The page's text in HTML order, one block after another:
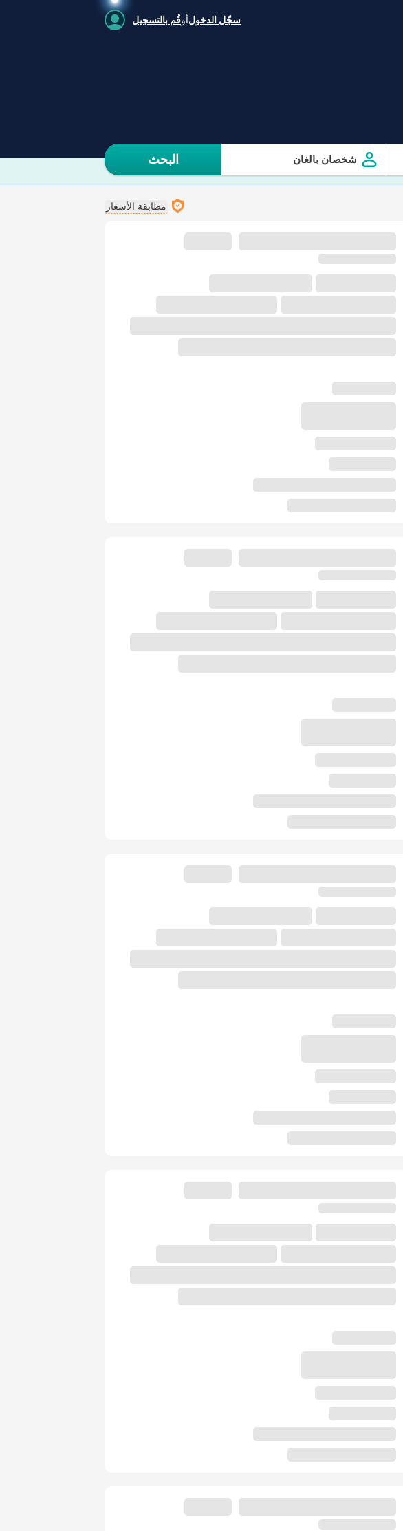
سجّل الدخولأوقُم بالتسجيل
شخصان بالغان البحث
مطابقة الأسعار